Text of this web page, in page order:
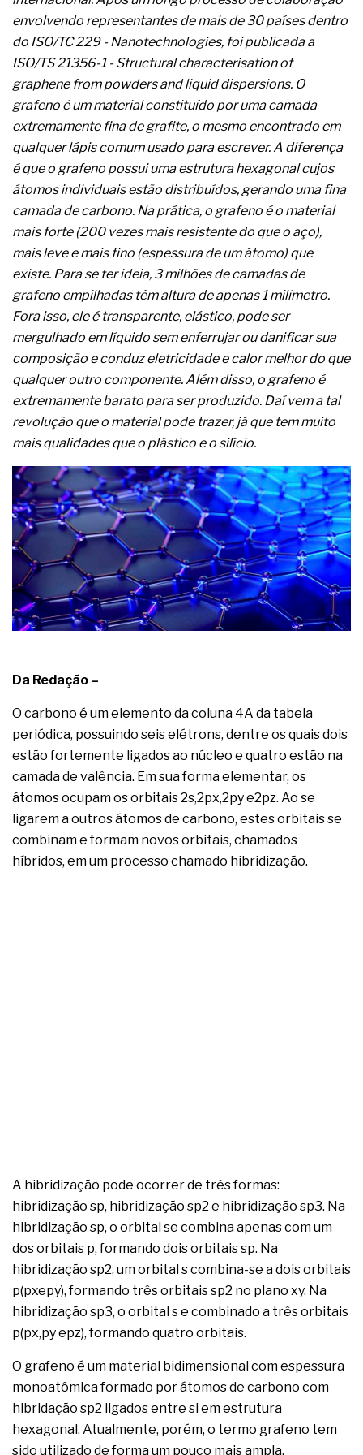
A prevenção clínica da coceira no ânus
Os sintomas clínicos do teratoma de ovário
O tratamento médico da síndrome da fadiga
crônica
As causas médicas da queda dos cabelos ou
calvície
Quando a gestão é o obstáculo para o resultado
positivo
Os procedimentos para a inspeção em estruturas
hidráulicas de concreto de obras
O movimento regular reduz em 19% o risco de
morte precoce e melhora o metabolismo
O desenvolvimento de indicadores nas atividades
de governança das organizações
O desenho industrial ganha espaço como
estratégia competitiva nas empresas
As variações dimensionais dos produtos de
materiais cimentícios com fibra de vidro
A próxima vantagem competitiva não está no
modelo de IA
complexa ficou ainda mais humana
envolvendo representantes de mais de 30 países dentro
do ISO/TC 229 - Nanotechnologies, foi publicada a
ISO/TS 21356-1 - Structural characterisation of
graphene from powders and liquid dispersions. O
grafeno é um material constituído por uma camada
extremamente fina de grafite, o mesmo encontrado em
qualquer lápis comum usado para escrever. A diferença
é que o grafeno possui uma estrutura hexagonal cujos
átomos individuais estão distribuídos, gerando uma fina
camada de carbono. Na prática, o grafeno é o material
mais forte (200 vezes mais resistente do que o aço),
mais leve e mais fino (espessura de um átomo) que
existe. Para se ter ideia, 3 milhões de camadas de
grafeno empilhadas têm altura de apenas 1 milímetro.
Fora isso, ele é transparente, elástico, pode ser
mergulhado em líquido sem enferrujar ou danificar sua
composição e conduz eletricidade e calor melhor do que
qualquer outro componente. Além disso, o grafeno é
extremamente barato para ser produzido. Daí vem a tal
revolução que o material pode trazer, já que tem muito
mais qualidades que o plástico e o silício.
Da Redação –
O carbono é um elemento da coluna 4A da tabela
periódica, possuindo seis elétrons, dentre os quais dois
estão fortemente ligados ao núcleo e quatro estão na
camada de valência. Em sua forma elementar, os
átomos ocupam os orbitais 2s,2px,2py e2pz. Ao se
ligarem a outros átomos de carbono, estes orbitais se
combinam e formam novos orbitais, chamados
híbridos, em um processo chamado hibridização.
A hibridização pode ocorrer de três formas:
hibridização sp, hibridização sp2 e hibridização sp3. Na
hibridização sp, o orbital se combina apenas com um
dos orbitais p, formando dois orbitais sp. Na
hibridização sp2, um orbital s combina-se a dois orbitais
p(pxepy), formando três orbitais sp2 no plano xy. Na
hibridização sp3, o orbital s e combinado a três orbitais
p(px,py epz), formando quatro orbitais.
O grafeno é um material bidimensional com espessura
monoatômica formado por átomos de carbono com
hibridação sp2 ligados entre si em estrutura
hexagonal. Atualmente, porém, o termo grafeno tem
sido utilizado de forma um pouco mais ampla,